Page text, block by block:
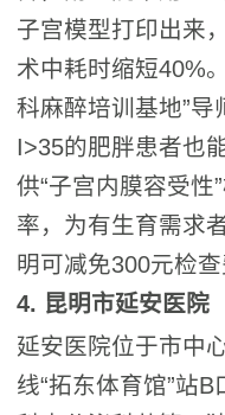
子宫模型打印出来
术中耗时缩短40%
科麻醉培训基地”
I>35的肥胖患者也
供“子宫内膜容受性
率，为有生育需求
明可减免300元检查
4. 昆明市延安医院
延安医院位于市中
线“拓东体育馆”站